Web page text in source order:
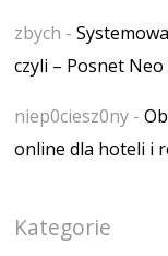
zbych -
czyli – Posnet
niep0ciesz0ny -
online dla hoteli i
Kategorie